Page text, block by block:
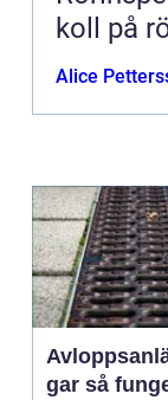
koll på
Alice
gar så fungerar de